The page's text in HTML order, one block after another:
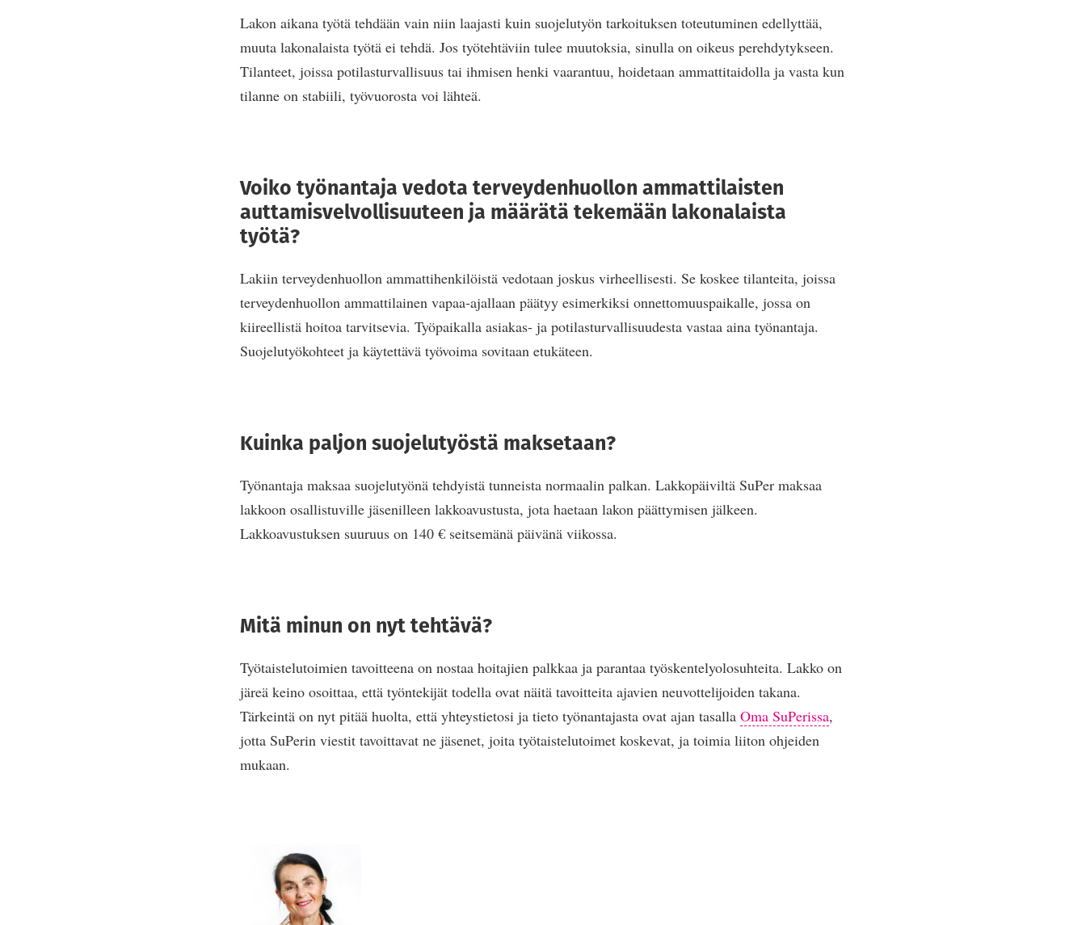
Lakon aikana työtä tehdään vain niin laajasti kuin suojelutyön tarkoituksen toteutuminen edellyttää,
muuta lakonalaista työtä ei tehdä. Jos työtehtäviin tulee muutoksia, sinulla on oikeus perehdytykseen.
Tilanteet, joissa potilasturvallisuus tai ihmisen henki vaarantuu, hoidetaan ammattitaidolla ja vasta kun
tilanne on stabiili, työvuorosta voi lähteä.
Voiko työnantaja vedota terveydenhuollon ammattilaisten
auttamisvelvollisuuteen ja määrätä tekemään lakonalaista
työtä?
Lakiin terveydenhuollon ammattihenkilöistä vedotaan joskus virheellisesti. Se koskee tilanteita, joissa
terveydenhuollon ammattilainen vapaa-ajallaan päätyy esimerkiksi onnettomuuspaikalle, jossa on
kiireellistä hoitoa tarvitsevia. Työpaikalla asiakas- ja potilasturvallisuudesta vastaa aina työnantaja.
Suojelutyökohteet ja käytettävä työvoima sovitaan etukäteen.
Kuinka paljon suojelutyöstä maksetaan?
Työnantaja maksaa suojelutyönä tehdyistä tunneista normaalin palkan. Lakkopäiviltä SuPer maksaa
lakkoon osallistuville jäsenilleen lakkoavustusta, jota haetaan lakon päättymisen jälkeen.
Lakkoavustuksen suuruus on 140 € seitsemänä päivänä viikossa.
Mitä minun on nyt tehtävä?
Työtaistelutoimien tavoitteena on nostaa hoitajien palkkaa ja parantaa työskentelyolosuhteita. Lakko on
järeä keino osoittaa, että työntekijät todella ovat näitä tavoitteita ajavien neuvottelijoiden takana.
Tärkeintä on nyt pitää huolta, että yhteystietosi ja tieto työnantajasta ovat ajan tasalla Oma SuPerissa,
jotta SuPerin viestit tavoittavat ne jäsenet, joita työtaistelutoimet koskevat, ja toimia liiton ohjeiden
mukaan.